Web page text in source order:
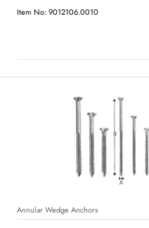
Item No: 9012106.0010
Annular Wedge Anchors